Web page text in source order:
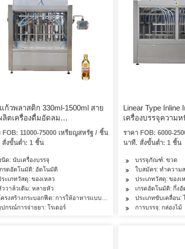
น้ำมัน, เครื่องสำอาง, ผลิตภัณฑ์ดูแลผิว, ผลิตภัณฑ์ดูแลเส้นผม, ผลิตภัณฑ์
ก้วพลาสติก 330ml-1500ml สาย
ลิตเครื่องดื่มอัดลม
บอนไดออกไซด์สายการผลิตเครื่อง
แบบอินไลน์
FOB: 11000-75000 เหรียญสหรัฐ / ชิ้น
สั่งขั้นต่ำ: 1 ชิ้น
ด: นับเครื่องบรรจุ
กรดอัตโนมัติ: อัตโนมัติ
ะเภทวัสดุ: ของเหลว
ววาล์วเติม: หลายหัว
รงสร้างกระบอกฟีด: การให้อาหารแบบห้องเดียว
ปกรณ์การจ่ายยา: โรเตอร์
Linear Type Inline
เครื่องบรรจุความ
ราคา FOB: 6000-
นาที. สั่งขั้นต่ำ: 1 ชิ้น
บรรจุภัณฑ์: ขวด
ใบสมัคร: ทำควา
ประเภทวัสดุ: ของเ
เกรดอัตโนมัติ: กึ่ง
ประเภทขับเคลื่อน:
การบรรจุ: กล่องไม้